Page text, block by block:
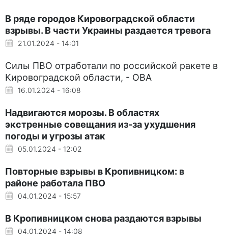
В ряде городов Кировоградской области
взрывы. В части Украины раздается тревога
21.01.2024 - 14:01
Силы ПВО отработали по российской ракете в
Кировоградской области, - ОВА
16.01.2024 - 16:08
Надвигаются морозы. В областях
экстренные совещания из-за ухудшения
погоды и угрозы атак
05.01.2024 - 12:02
Повторные взрывы в Кропивницком: в
районе работала ПВО
04.01.2024 - 15:57
В Кропивницком снова раздаются взрывы
04.01.2024 - 14:08